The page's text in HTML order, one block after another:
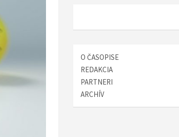
O ČASOPISE
REDAKCIA
PARTNERI
ARCHÍV